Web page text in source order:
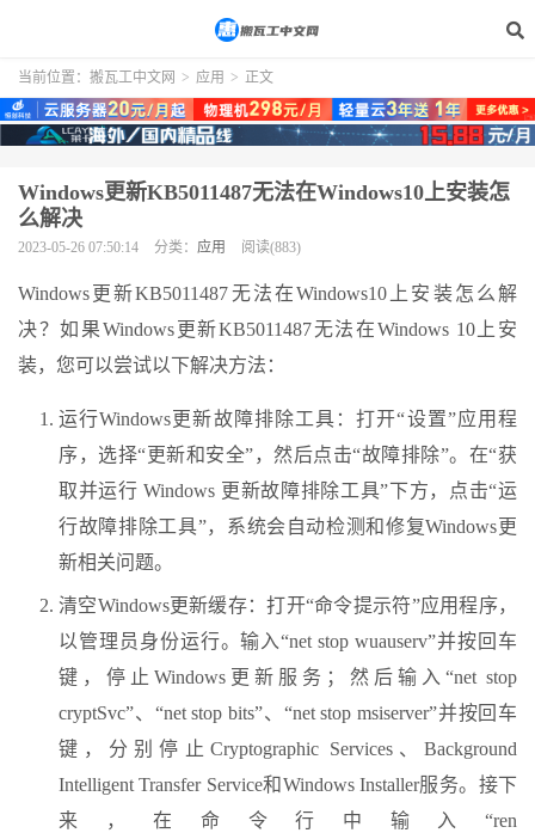
当前位置： 搬瓦工中文网 > 应用 > 正文
Windows更新KB5011487无法在Windows10上安装怎
么解决
2023-05-26 07:50:14 分类： 应用 阅读(883)
Windows更新KB5011487无法在Windows10上安装怎么解
决？如果Windows更新KB5011487无法在Windows 10上安
装，您可以尝试以下解决方法：
运行Windows更新故障排除工具：打开“设置”应用程
序，选择“更新和安全”，然后点击“故障排除”。在“获
取并运行 Windows 更新故障排除工具”下方，点击“运
行故障排除工具”，系统会自动检测和修复Windows更
新相关问题。
清空Windows更新缓存：打开“命令提示符”应用程序，
以管理员身份运行。输入“net stop wuauserv”并按回车
键，停止Windows更新服务；然后输入“net stop
cryptSvc”、“net stop bits”、“net stop msiserver”并按回车
键，分别停止Cryptographic Services、Background
Intelligent Transfer Service和Windows Installer服务。接下
来，在命令行中输入“ren